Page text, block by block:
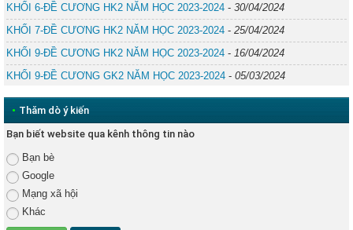
KHỐI 6-ĐỀ CƯƠNG HK2 NĂM HỌC 2023-2024 - 30/04/2024
KHỐI 7-ĐỀ CƯƠNG HK2 NĂM HỌC 2023-2024 - 25/04/2024
KHỐI 9-ĐỀ CƯƠNG HK2 NĂM HỌC 2023-2024 - 16/04/2024
KHỐI 9-ĐỀ CƯƠNG GK2 NĂM HỌC 2023-2024 - 05/03/2024
• Thăm dò ý kiến
Bạn biết website qua kênh thông tin nào
Bạn bè
Google
Mạng xã hội
Khác